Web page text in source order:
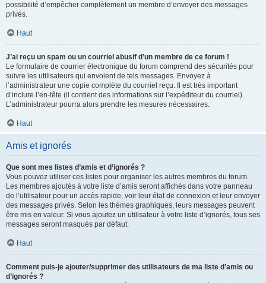
possibilité d’empêcher complètement un membre d’envoyer des messages
privés.
Haut
J’ai reçu un spam ou un courriel abusif d’un membre de ce forum !
Le formulaire de courrier électronique du forum comprend des sécurités pour
suivre les utilisateurs qui envoient de tels messages. Envoyez à
l’administrateur une copie complète du courriel reçu. Il est très important
d’inclure l’en-tête (il contient des informations sur l’expéditeur du courriel).
L’administrateur pourra alors prendre les mesures nécessaires.
Haut
Amis et ignorés
Que sont mes listes d’amis et d’ignorés ?
Vous pouvez utiliser ces listes pour organiser les autres membres du forum.
Les membres ajoutés à votre liste d’amis seront affichés dans votre panneau
de l’utilisateur pour un accès rapide, voir leur état de connexion et leur envoyer
des messages privés. Selon les thèmes graphiques, leurs messages peuvent
être mis en valeur. Si vous ajoutez un utilisateur à votre liste d’ignorés, tous ses
messages seront masqués par défaut.
Haut
Comment puis-je ajouter/supprimer des utilisateurs de ma liste d’amis ou
d’ignorés ?